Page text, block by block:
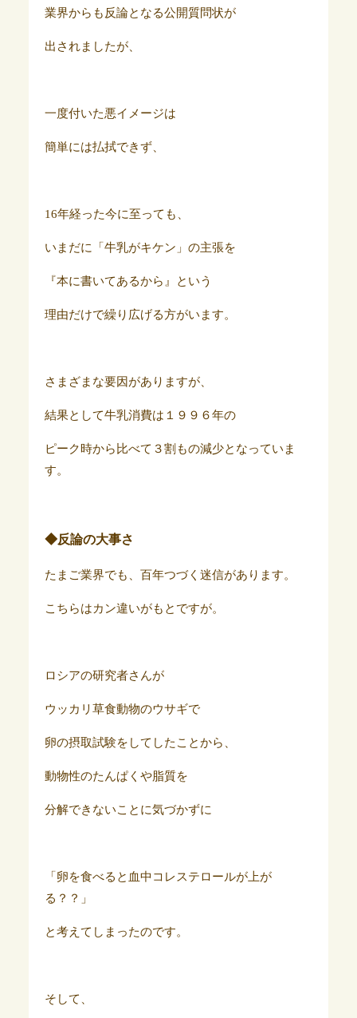
業界からも反論となる公開質問状が
出されましたが、
一度付いた悪イメージは
簡単には払拭できず、
16年経った今に至っても、
いまだに「牛乳がキケン」の主張を
『本に書いてあるから』という
理由だけで繰り広げる方がいます。
さまざまな要因がありますが、
結果として牛乳消費は１９９６年の
ピーク時から比べて３割もの減少となっていま
す。
◆反論の大事さ
たまご業界でも、百年つづく迷信があります。
こちらはカン違いがもとですが。
ロシアの研究者さんが
ウッカリ草食動物のウサギで
卵の摂取試験をしてしたことから、
動物性のたんぱくや脂質を
分解できないことに気づかずに
「卵を食べると血中コレステロールが上が
る？？」
と考えてしまったのです。
そして、